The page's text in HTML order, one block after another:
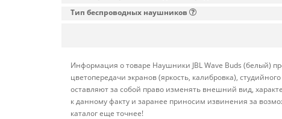
Тип беспроводных наушников
Информация о товаре Наушники JBL Wave Buds (белый)
цветопередачи экранов (яркость, калибровка),
оставляют за собой право изменять внешний вид,
к данному факту и заранее приносим извинения за
каталог еще точнее!